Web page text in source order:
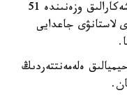
«قازاقستان رەسپۋبليكاسىنىڭ 7 ترانسشەكارالىق وزەنىندە 51
جوعارى لاستانۋى جاعدايى
ەلەمەنتتەردىڭ